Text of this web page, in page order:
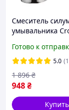
Смеситель
умывальника
хромированный
Смеситель /
раковины
Готово к
5.0
948₴
1 896 ₴
Купить